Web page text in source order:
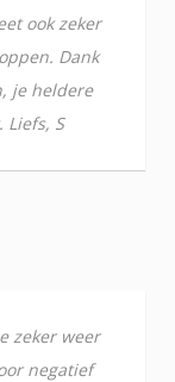
ook zeker
Dank
je heldere
S
zeker weer
negatief